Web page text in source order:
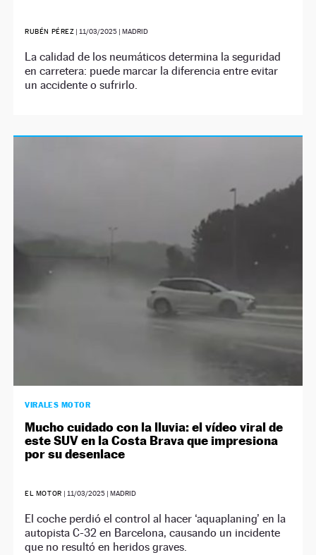
RUBÉN PÉREZ | 11/03/2025 | MADRID
La calidad de los neumáticos determina la seguridad
en carretera: puede marcar la diferencia entre evitar
un accidente o sufrirlo.
VIRALES MOTOR
Mucho cuidado con la lluvia: el vídeo viral de
este SUV en la Costa Brava que impresiona
por su desenlace
EL MOTOR | 11/03/2025| MADRID
El coche perdió el control al hacer ‘aquaplaning’ en la
autopista C-32 en Barcelona, causando un incidente
que no resultó en heridos graves.